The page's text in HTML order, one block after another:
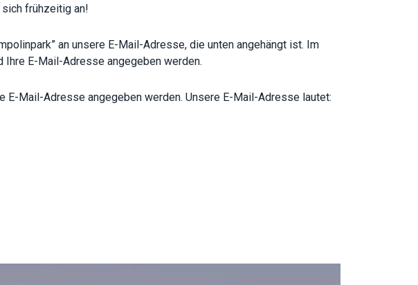
frühzeitig an!
an unsere E-Mail-Adresse, die unten angehängt ist. Im
Ihre E-Mail-Adresse angegeben werden.
E-Mail-Adresse angegeben werden. Unsere E-Mail-Adresse lautet: